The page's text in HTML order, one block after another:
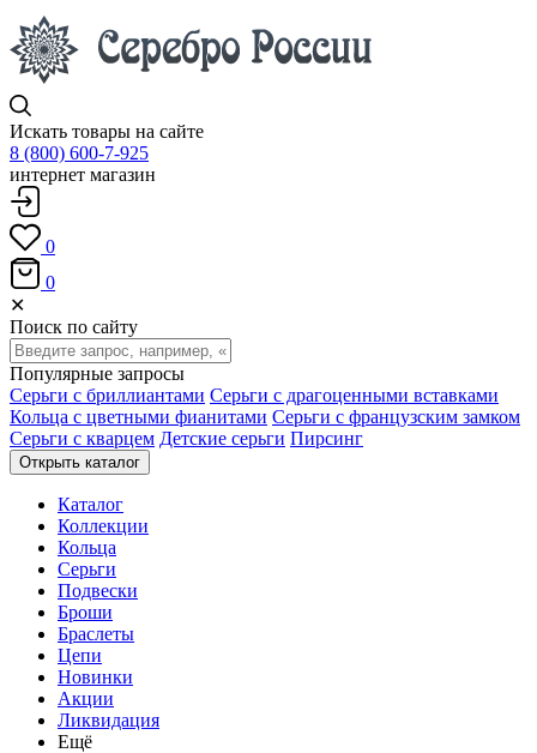
Искать товары на сайте
8 (800) 600-7-925
интернет магазин
0
0
✕
Поиск по сайту
Популярные запросы
Серьги с бриллиантами Серьги с драгоценными вставками
Кольца с цветными фианитами Серьги с французским замком
Серьги с кварцем Детские серьги Пирсинг
Открыть каталог
Каталог
Коллекции
Кольца
Серьги
Подвески
Броши
Браслеты
Цепи
Новинки
Акции
Ликвидация
Ещё